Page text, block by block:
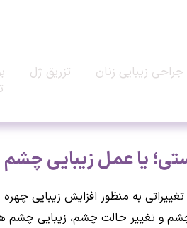
جراحی زیبایی زنان تزریق ژل
یا عمل زیبایی
به منظور افزایش زیبایی
و تغییر حالت چشم، زیبایی چشم